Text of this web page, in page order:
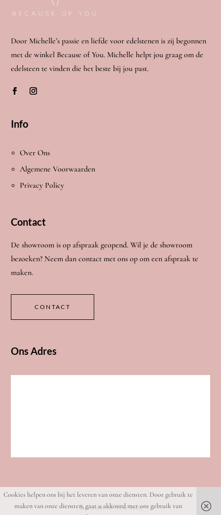
Door Michelle’s passie en liefde voor edelstenen is zij begonnen
met de winkel Because of You. Michelle helpt jou graag om de
edelsteen te vinden die het beste bij jou past.
Info
Over Ons
Algemene Voorwaarden
Privacy Policy
Contact
De showroom is op afspraak geopend. Wil je de showroom
bezoeken? Neem dan contact met ons op om een afspraak te
maken.
CONTACT
Ons Adres
Because of You 2023
Cookies helpen ons bij het leveren van onze diensten. Door gebruik te
maken van onze diensten, gaat u akkoord met ons gebruik van